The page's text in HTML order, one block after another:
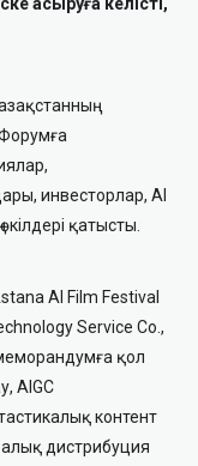
Форумға
инвесторлар, AI
қатысты.
AI Film Festival
Service Co.,
қол
AIGC
контент
дистрибуция